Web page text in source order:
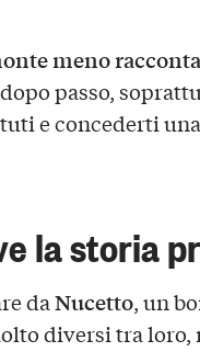
meno
passo,
e concederti
la storia
daNucetto, un
diversi tra loro,